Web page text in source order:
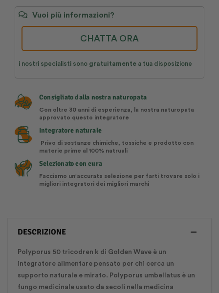
Vuoi più informazioni?
CHATTA ORA
i nostri specialisti sono gratuitamente a tua disposizione
Consigliato dalla nostra naturopata
Con oltre 30 anni di esperienza, la nostra naturopata
approvato questo integratore
Integratore naturale
Privo di sostanze chimiche, tossiche e prodotto con
materie prime al 100% natruali
Selezionato con cura
Facciamo un'accurata selezione per farti trovare solo i
migliori integratori dei migliori marchi
DESCRIZIONE
Polyporus 50 tricodren k di Golden Wave è un
integratore alimentare pensato per chi cerca un
supporto naturale e mirato. Polyporus umbellatus è un
fungo medicinale usato da secoli nella medicina